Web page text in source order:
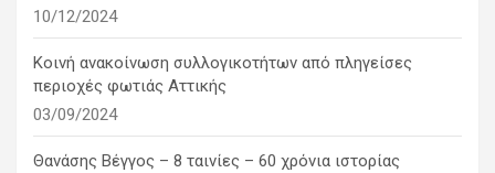
10/12/2024
Κοινή ανακοίνωση συλλογικοτήτων από πληγείσες
περιοχές φωτιάς Αττικής
03/09/2024
Θανάσης Βέγγος – 8 ταινίες – 60 χρόνια ιστορίας